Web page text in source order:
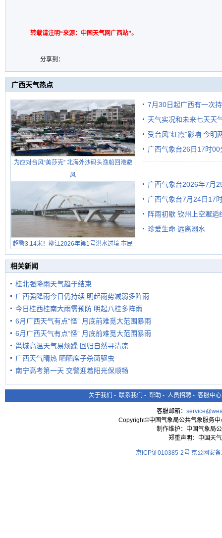
转载请注明“来源：中国天气网广西站”。
分享到：
广西天气热点
为应对台风“美莎克” 北海外沙码头渔船回港避
风
超警3.14米！柳江2026年第1号洪水过境 市民
在堤岸见证汛况
7月30日起广西有一次
天气实况和未来七天天
受台风“红霞”影响 今明
有较强降雨
广西气象台26日17时
广西气象台2026年7月
级预警
广西气象台7月24日17
阵雨初歇 钦州上空邂逅
珍爱生命 远离溺水
相关新闻
桂北强降雨天气趋于结束
广西强降雨今日仍持续 明起雨势减弱多阵雨
今日桂西桂南大雨需预防 明起八桂多阵雨
6月广西天气有点“怪” 月底前难觅大范围暴雨
6月广西天气有点“怪” 月底前难觅大范围暴雨
邕城高温天气易烦躁 回归自然寻清凉
广西天气晴热 晒晒席子杀菌驱虫
南宁高考第一天 交警迎着阳光保顺畅
关于我们 - 联系我们 - 帮助 - 人员招聘 - 客服中心
客服邮箱：
Copyright©中国气象局公共气象服务
制作维护：中国气象局
郑重声明：中国天
京ICP证010385-2号 京公网安